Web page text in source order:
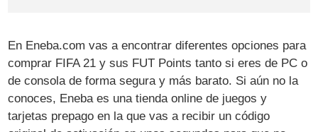
En Eneba.com vas a encontrar diferentes opciones para
comprar FIFA 21 y sus FUT Points tanto si eres de PC o
de consola de forma segura y más barato. Si aún no la
conoces, Eneba es una tienda online de juegos y
tarjetas prepago en la que vas a recibir un código